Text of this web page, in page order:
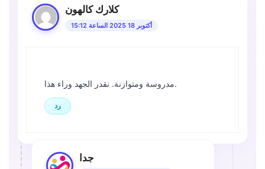
كلارك كالهون
أكتوبر 18 2025 الساعة 15:12
مدروسة ومتوازنة. نقدر الجهد وراء هذا.
رد
جدا